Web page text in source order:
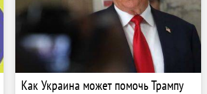
Как Украина может помочь Трампу